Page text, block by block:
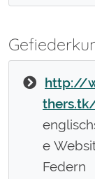
http://
e
Federn